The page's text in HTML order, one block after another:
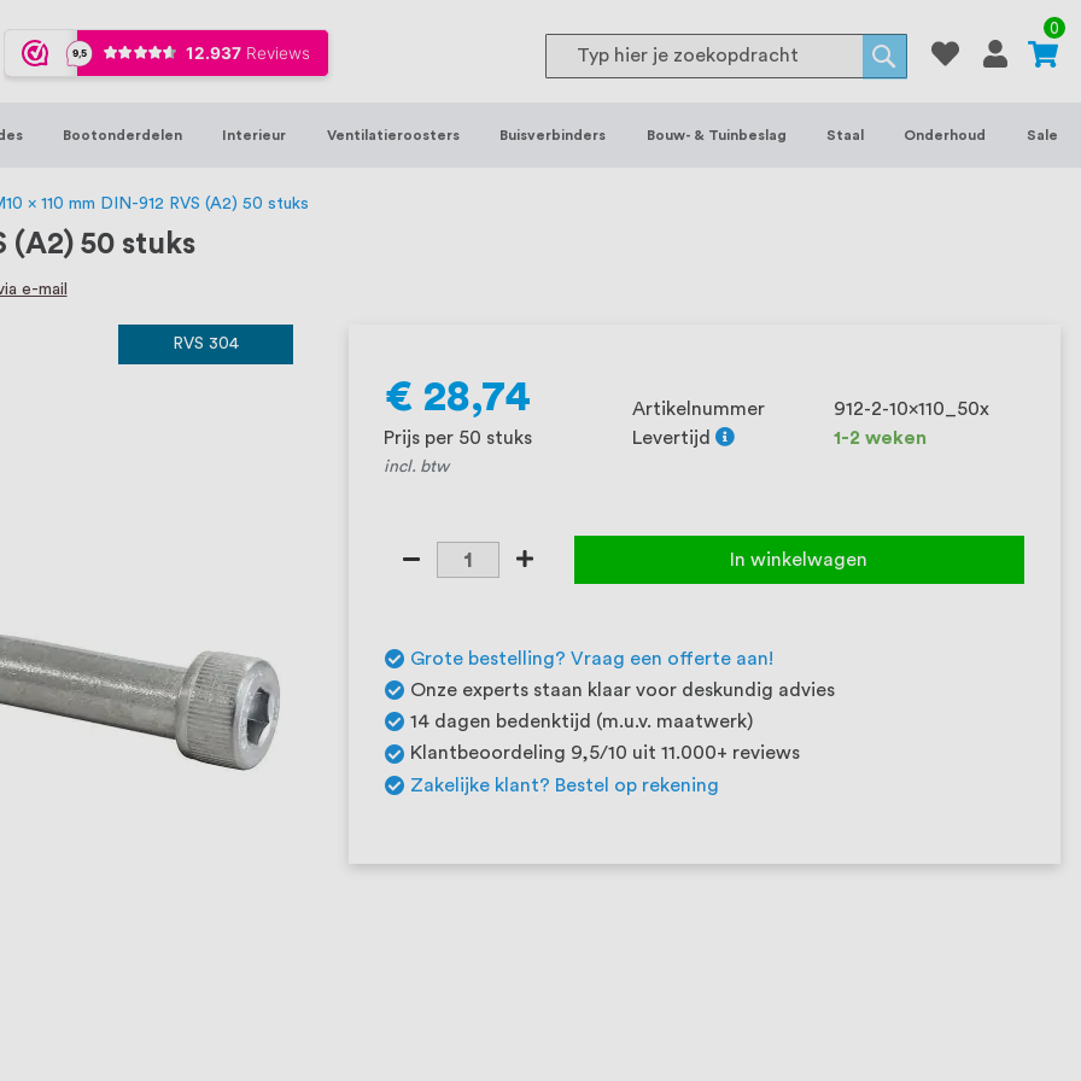
20 jaar ervaring in RVS producten voor binnen- en buitenhuis, waaronder
en bouwbeslag. In onze webshop vind je het grootste assortiment van
produceren, geheel volgens jouw specifieke wensen. Al sinds onze oprichting
we geloven dat een goede relatie met onze klanten het verschil maakt.
Search
Search
0
Bootonderdelen Interieur Ventilatieroosters Buisverbinders Bouw- & Tuinbeslag Staal Onderhoud Sale
x 110 mm DIN-912 RVS (A2) 50 stuks
(A2) 50 stuks
e-mail
RVS 304
€ 28,74
Prijs per 50 stuks
incl. btw
Artikelnummer
912-2-10x110_50x
Levertijd
1-2 weken
In winkelwagen
Grote bestelling? Vraag een offerte aan!
Onze experts staan klaar voor deskundig advies
14 dagen bedenktijd (m.u.v. maatwerk)
Klantbeoordeling 9,5/10 uit 11.000+ reviews
Zakelijke klant? Bestel op rekening